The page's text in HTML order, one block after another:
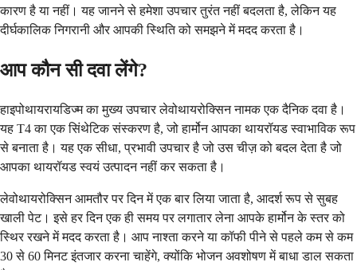
कारण है या नहीं। यह जानने से हमेशा उपचार तुरंत नहीं बदलता है, लेकिन यह
दीर्घकालिक निगरानी और आपकी स्थिति को समझने में मदद करता है।
आप कौन सी दवा लेंगे?
हाइपोथायरायडिज्म का मुख्य उपचार लेवोथायरोक्सिन नामक एक दैनिक दवा है।
यह T4 का एक सिंथेटिक संस्करण है, जो हार्मोन आपका थायरॉयड स्वाभाविक रूप
से बनाता है। यह एक सीधा, प्रभावी उपचार है जो उस चीज़ को बदल देता है जो
आपका थायरॉयड स्वयं उत्पादन नहीं कर सकता है।
लेवोथायरोक्सिन आमतौर पर दिन में एक बार लिया जाता है, आदर्श रूप से सुबह
खाली पेट। इसे हर दिन एक ही समय पर लगातार लेना आपके हार्मोन के स्तर को
स्थिर रखने में मदद करता है। आप नाश्ता करने या कॉफी पीने से पहले कम से कम
30 से 60 मिनट इंतजार करना चाहेंगे, क्योंकि भोजन अवशोषण में बाधा डाल सकता